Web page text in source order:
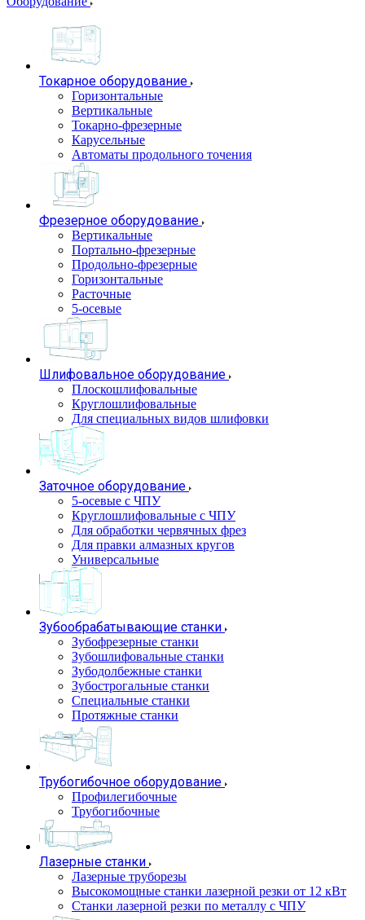
Токарное оборудование
Горизонтальные
Вертикальные
Токарно-фрезерные
Карусельные
Автоматы продольного точения
Фрезерное оборудование
Вертикальные
Портально-фрезерные
Продольно-фрезерные
Горизонтальные
Расточные
5-осевые
Шлифовальное оборудование
Плоскошлифовальные
Круглошлифовальные
Для специальных видов шлифовки
Заточное оборудование
5-осевые с ЧПУ
Круглошлифовальные с ЧПУ
Для обработки червячных фрез
Для правки алмазных кругов
Универсальные
Зубообрабатывающие станки
Зубофрезерные станки
Зубошлифовальные станки
Зубодолбежные станки
Зубострогальные станки
Специальные станки
Протяжные станки
Трубогибочное оборудование
Профилегибочные
Трубогибочные
Лазерные станки
Лазерные труборезы
Высокомощные станки лазерной резки от 12 кВт
Станки лазерной резки по металлу с ЧПУ